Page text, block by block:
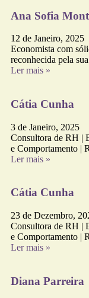
Ana Sofia
12 de Janeiro, 2025
Economista com
reconhecida pela
Ler mais »
Cátia Cunha
3 de Janeiro, 2025
Consultora de RH |
e Comportamento |
Ler mais »
Cátia Cunha
23 de Dezembro,
Consultora de RH |
e Comportamento |
Ler mais »
Diana Parreira